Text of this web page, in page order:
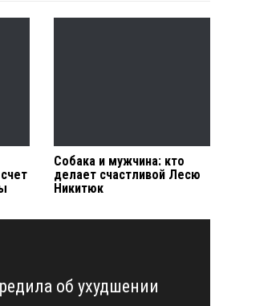
Собака и мужчина: кто
делает счастливой Лесю
Никитюк
об ухудшении